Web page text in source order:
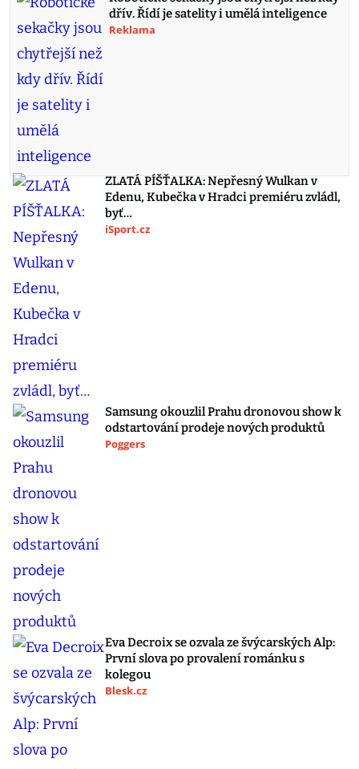
dřív. Řídí je satelity i umělá inteligence
Reklama
ZLATÁ PÍŠŤALKA: Nepřesný Wulkan v
Edenu, Kubečka v Hradci premiéru zvládl,
byť…
iSport.cz
Samsung okouzlil Prahu dronovou show k
odstartování prodeje nových produktů
Poggers
Eva Decroix se ozvala ze švýcarských Alp:
První slova po provalení románku s
kolegou
Blesk.cz